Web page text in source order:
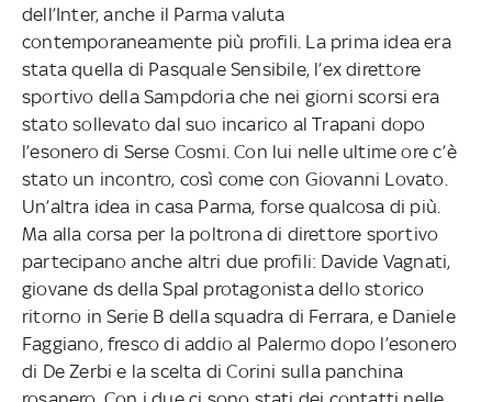
dell’Inter, anche il Parma valuta
contemporaneamente più profili. La prima idea era
stata quella di Pasquale Sensibile, l’ex direttore
sportivo della Sampdoria che nei giorni scorsi era
stato sollevato dal suo incarico al Trapani dopo
l’esonero di Serse Cosmi. Con lui nelle ultime ore c’è
stato un incontro, così come con Giovanni Lovato.
Un’altra idea in casa Parma, forse qualcosa di più.
Ma alla corsa per la poltrona di direttore sportivo
partecipano anche altri due profili: Davide Vagnati,
giovane ds della Spal protagonista dello storico
ritorno in Serie B della squadra di Ferrara, e Daniele
Faggiano, fresco di addio al Palermo dopo l’esonero
di De Zerbi e la scelta di Corini sulla panchina